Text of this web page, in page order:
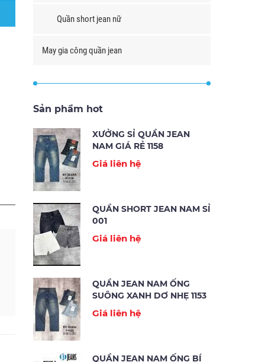
Quần short jean nữ
May gia công quần jean
Sản phẩm hot
XƯỞNG SỈ QUẦN JEAN
NAM GIÁ RẺ 1158
Giá liên hệ
QUẦN SHORT JEAN NAM SỈ
001
Giá liên hệ
QUẦN JEAN NAM ỐNG
SUÔNG XANH DƠ NHẸ 1153
Giá liên hệ
QUẦN JEAN NAM ỐNG BÍ